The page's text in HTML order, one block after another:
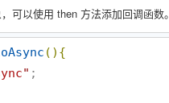
可以使用 then 方法添加回调函数。
( ) {
" ;